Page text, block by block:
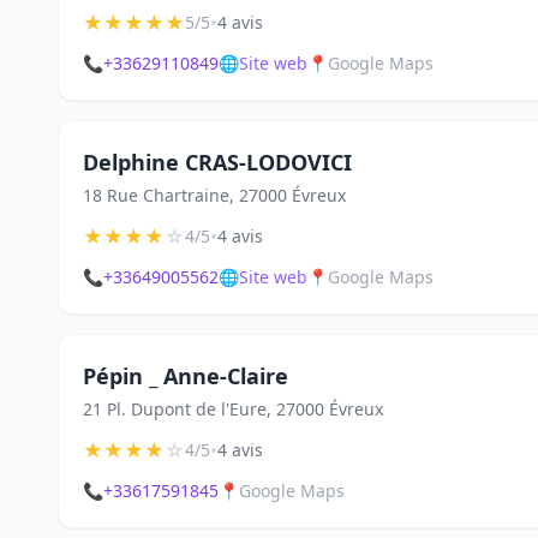
★★★★★5/5•4 avis
📞+33629110849🌐Site web 📍 Google Maps
Delphine CRAS-LODOVICI
18 Rue Chartraine, 27000 Évreux
★★★★☆4/5•4 avis
📞+33649005562🌐Site web 📍 Google Maps
Pépin _ Anne-Claire
21 Pl. Dupont de l'Eure, 27000 Évreux
★★★★☆4/5•4 avis
📞+33617591845 📍 Google Maps